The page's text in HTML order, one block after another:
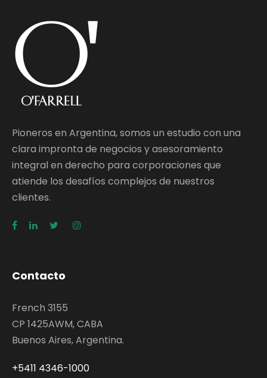
Pioneros en Argentina, somos un estudio con una
clara impronta de negocios y asesoramiento
integral en derecho para corporaciones que
atiende los desafíos complejos de nuestros
clientes.
Contacto
French 3155
CP 1425AWM, CABA
Buenos Aires, Argentina.
+5411 4346-1000